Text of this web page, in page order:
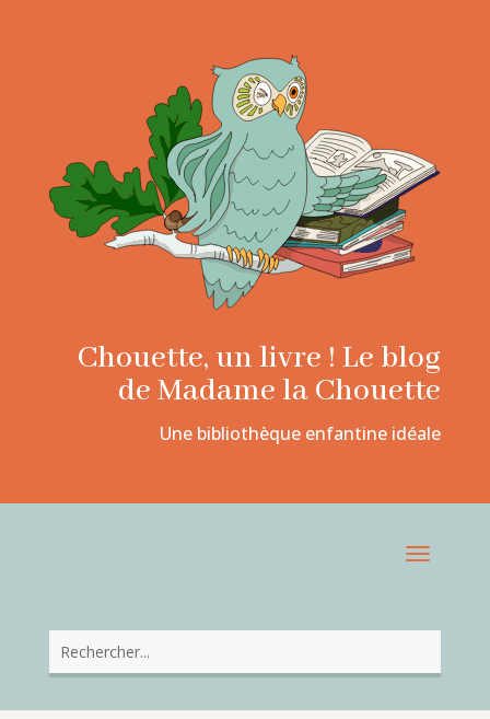
Chouette, un livre ! Le blog
de Madame la Chouette
Une bibliothèque enfantine idéale